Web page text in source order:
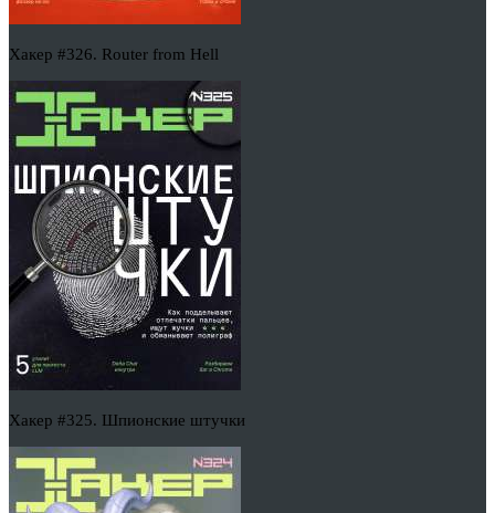
Хакер #326. Router from Hell
Хакер #325. Шпионские штучки